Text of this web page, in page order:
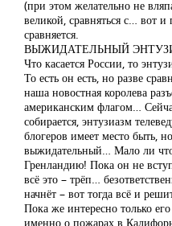
(при этом желательно не
великой, сравняться с… вот
сравняется.
ВЫЖИДАТЕЛЬНЫЙ
Что касается России, то
То есть он есть, но разве
наша новостная королева
американским флагом…
собирается, энтузиазм
блогеров имеет место быть,
выжидательный… Мало ли
Гренландию! Пока он не
всё это – трёп…
начнёт – вот тогда всё и
Пока же интересно только
именно о пожарах в